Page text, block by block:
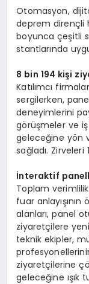
Otomasyon,
deprem dirençli
boyunca çeşitli
stantlarında
8 bin 194 kişi
Katılımcı
sergilerken,
deneyimlerini
görüşmeler ve
geleceğine yön
sağladı.
İnteraktif
Toplam
fuar
alanları, panel
ziyaretçilere
teknik ekipler,
ziyaretçilerine
geleceğine ışık